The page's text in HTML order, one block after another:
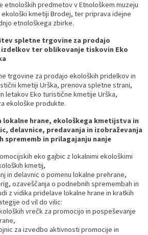
etnoloških predmetov v Etnološkem muzeju
ekološki kmetiji Brodej, ter priprava idejne
etnološkega zbirke.
spletne trgovine za prodajo
ter oblikovanje tiskovin Eko
trgovine za prodajo ekoloških pridelkov in
kmetiji Urška, prenova spletne strani,
letakov Eko turistične kmetije Urška,
ekološke produkte.
lokalne hrane, ekološkega kmetijstva in
delavnice, predavanja in izobraževanja
sprememb in prilagajanju nanje
eko gajbic z lokalnimi ekološkimi
kmetij,
in delavnic o pomenu lokalne prehrane,
ozaveščanja o podnebnih spremembah in
z vidika pridelave lokalne hrane in kratkih
od vil do vilic:
vrečk za promocijo in pospeševanje
za izvedbo aktivnosti promocije in